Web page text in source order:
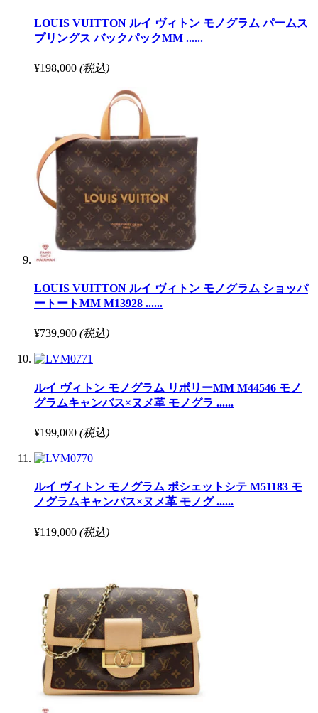
LOUIS VUITTON ルイ ヴィトン モノグラム パームス
プリングス バックパックMM ......
¥198,000 (税込)
LOUIS VUITTON ルイ ヴィトン モノグラム ショッパ
ートートMM M13928 ......
¥739,900 (税込)
ルイ ヴィトン モノグラム リボリーMM M44546 モノ
グラムキャンバス×ヌメ革 モノグラ ......
¥199,000 (税込)
ルイ ヴィトン モノグラム ポシェットシテ M51183 モ
ノグラムキャンバス×ヌメ革 モノグ ......
¥119,000 (税込)